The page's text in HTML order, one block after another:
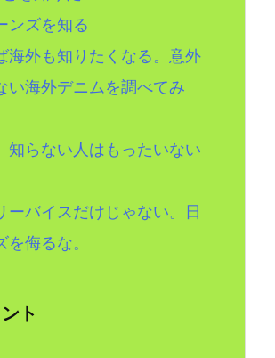
ンズを知る
海外も知りたくなる。意外
い海外デニムを調べてみ
らない人はもったいない
ーバイスだけじゃない。日
侮るな。
ト